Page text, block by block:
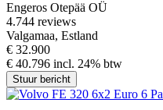
Engeros Otepää OÜ
4.744 reviews
Valgamaa, Estland
€ 32.900
€ 40.796 incl. 24% btw
Stuur bericht